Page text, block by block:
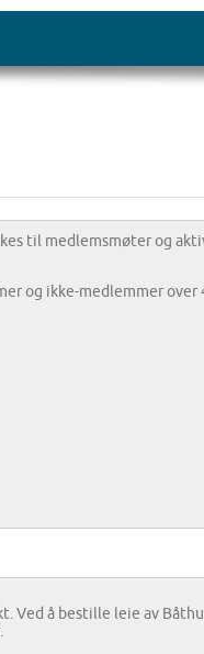
til medlemsmøter og
og ikke-medlemmer over
Ved å bestille leie av